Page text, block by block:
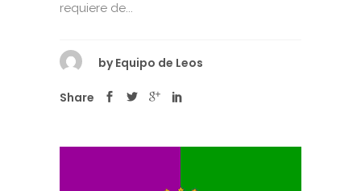
requiere de...
by Equipo de Leos
Share